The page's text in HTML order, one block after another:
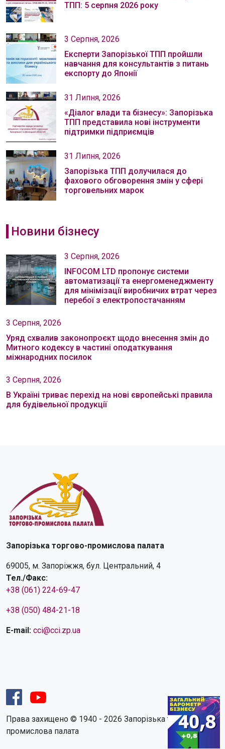
ТПП: 5 серпня 2026 року
3 Серпня, 2026
Експерти Запорізької ТПП пройшли
навчання для консультантів з питань
експорту до Японії
31 Липня, 2026
«Діалог влади та бізнесу»: Запорізька
ТПП представила нові інструменти
підтримки підприємців
31 Липня, 2026
Запорізька ТПП долучилася до
фахового обговорення змін у сфері
торговельних марок
Новини бізнесу
3 Серпня, 2026
INFOCOM LTD пропонує системи
автоматизації та енергоменеджменту
для мінімізації виробничих втрат через
перебої з електропостачанням
3 Серпня, 2026
Уряд схвалив законопроєкт щодо внесення змін до
Митного кодексу в частині оподаткування
міжнародних посилок
3 Серпня, 2026
В Україні триває перехід на нові європейські правила
для будівельної продукції
Запорізька торгово-промислова палата
69005, м. Запоріжжя, бул. Центральний, 4
Тел./Факс:
+38 (061) 224-69-47
+38 (050) 484-21-18
E-mail: cci@cci.zp.ua
Права захищено © 1940 - 2026 Запорізька торгово-
промислова палата